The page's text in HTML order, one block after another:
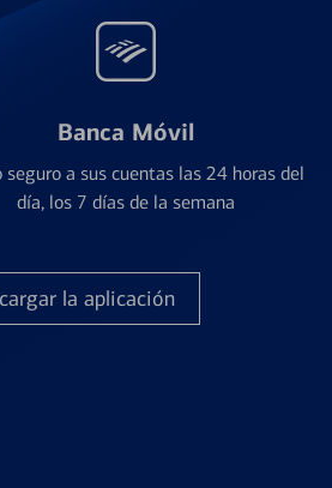
Banca Móvil
seguro a sus cuentas las 24 horas del
día, los 7 días de la semana
la aplicación